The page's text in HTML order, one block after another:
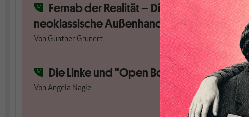
Fernab der Realität – Die
neoklassische Außenhandelstheorie
Von Günther Grunert
Die Linke und "Open Borders"
Von Angela Nagle